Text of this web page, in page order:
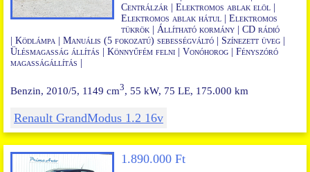
Centrálzár | Elektromos ablak elöl |
Elektromos ablak hátul
Elektromos
tükrök
Állítható kormány | CD rádió
Ködlámpa
Manuális (5 fokozatú) sebességváltó | Színezett üveg |
Ülésmagasság állítás | Könnyűfém felni Vonóhorog Fényszóró
magasságállítás
Benzin, 2010/5, 1149 cm3, 55 kW, 75 LE, 175.000 km
Renault GrandModus 1.2 16v
1.890.000 Ft